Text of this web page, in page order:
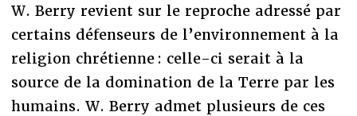
W. Berry revient sur le reproche adressé par
certains défenseurs de l’environnement à la
religion chrétienne : celle-ci serait à la
source de la domination de la Terre par les
humains. W. Berry admet plusieurs de ces